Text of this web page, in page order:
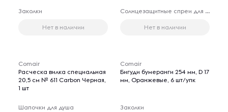
Заколки
Нет в наличии
Солнцезащитные спреи для волос
Нет в наличии
Comair
Расческа вилка специальная
20,5 см № 611 Carbon Черная,
1 шт
Шапочки для душа
Comair
Бигуди бумеранги 254 мм, D 17
мм, Оранжевые, 6 шт/упк
Заколки